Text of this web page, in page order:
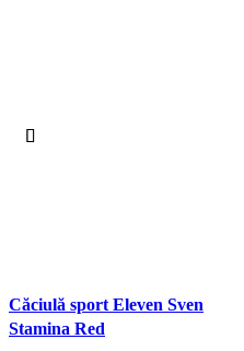
Căciulă sport Eleven Sven
Stamina Red